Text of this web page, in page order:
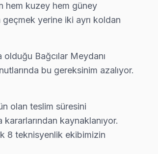
iletiyoruz.
— gerekirse söylüyoruz.
hem kuzey hem güney
yerine iki ayrı koldan
olduğu Bağcılar Meydanı
bu gereksinim azalıyor.
olan teslim süresini
kaynaklanıyor.
8 teknisyenlik ekibimizin